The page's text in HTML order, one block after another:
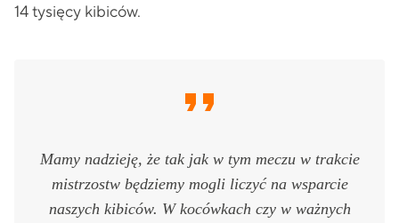
14 tysięcy kibiców.
Mamy nadzieję, że tak jak w tym meczu w trakcie
mistrzostw będziemy mogli liczyć na wsparcie
naszych kibiców. W kocówkach czy w ważnych